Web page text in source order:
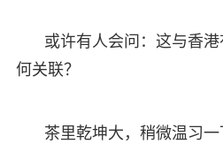
或许有人会问：这与香
何关联？
茶里乾坤大，稍微温习